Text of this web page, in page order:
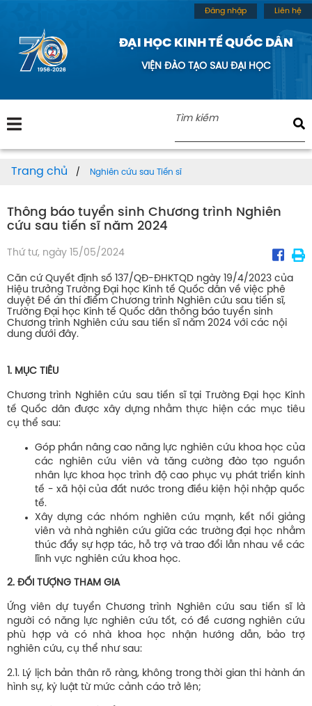
ĐẠI HỌC KINH TẾ QUỐC DÂN
VIỆN ĐÀO TẠO SAU ĐẠI HỌC
Đăng nhập Liên hệ
Trang chủ Nghiên cứu sau Tiến sĩ
Thông báo tuyển sinh Chương trình Nghiên
cứu sau tiến sĩ năm 2024
Thứ tư, ngày 15/05/2024
Căn cứ Quyết định số 137/QĐ-ĐHKTQD ngày 19/4/2023 của
Hiệu trưởng Trường Đại học Kinh tế Quốc dân về việc phê
duyệt Đề án thí điểm Chương trình Nghiên cứu sau tiến sĩ,
Trường Đại học Kinh tế Quốc dân thông báo tuyển sinh
Chương trình Nghiên cứu sau tiến sĩ năm 2024 với các nội
dung dưới đây.
1. MỤC TIÊU
Chương trình Nghiên cứu sau tiến sĩ tại Trường Đại học Kinh
tế Quốc dân được xây dựng nhằm thực hiện các mục tiêu
cụ thể sau:
Góp phần nâng cao năng lực nghiên cứu khoa học của
các nghiên cứu viên và tăng cường đào tạo nguồn
nhân lực khoa học trình độ cao phục vụ phát triển kinh
tế - xã hội của đất nước trong điều kiện hội nhập quốc
tế.
Xây dựng các nhóm nghiên cứu mạnh, kết nối giảng
viên và nhà nghiên cứu giữa các trường đại học nhằm
thúc đẩy sự hợp tác, hỗ trợ và trao đổi lẫn nhau về các
lĩnh vực nghiên cứu khoa học.
2. ĐỐI TƯỢNG THAM GIA
Ứng viên dự tuyển Chương trình Nghiên cứu sau tiến sĩ là
người có năng lực nghiên cứu tốt, có đề cương nghiên cứu
phù hợp và có nhà khoa học nhận hướng dẫn, bảo trợ
nghiên cứu, cụ thể như sau:
2.1. Lý lịch bản thân rõ ràng, không trong thời gian thi hành án
hình sự, kỷ luật từ mức cảnh cáo trở lên;